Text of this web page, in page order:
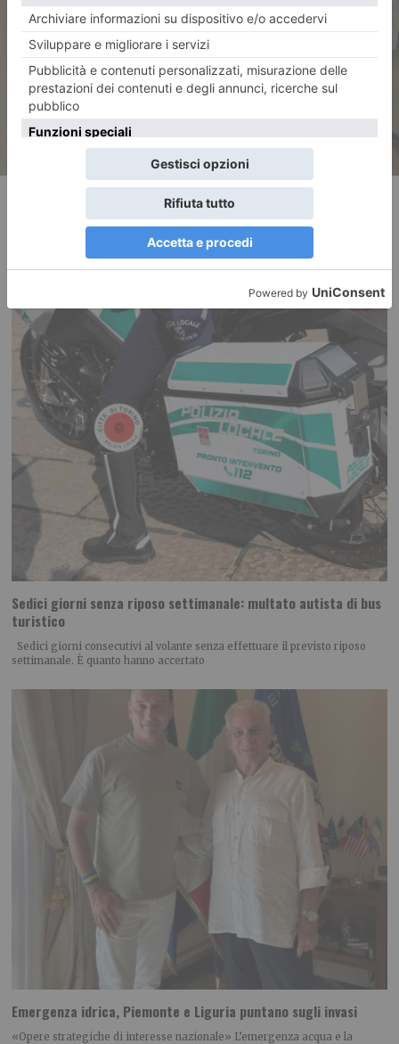
Buon compleanno Istituto
Giolitti
RECENTI:
Sedici giorni senza riposo settimanale: multato autista di bus
turistico
Sedici giorni consecutivi al volante senza effettuare il previsto riposo
settimanale. È quanto hanno accertato
Emergenza idrica, Piemonte e Liguria puntano sugli invasi
«Opere strategiche di interesse nazionale» L’emergenza acqua e la